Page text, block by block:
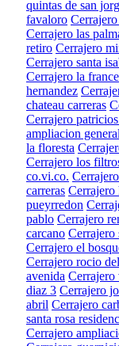
quintas de san
favaloro
Cerrajero las
retiro Cerrajero
Cerrajero santa
Cerrajero la france
hernandez
chateau carreras
Cerrajero
ampliacion
la floresta
Cerrajero los
co.vi.co.
carreras Cerrajero
pueyrredon
pablo Cerrajero
carcano Cerrajero
Cerrajero el
Cerrajero rocio
avenida Cerrajero
diaz 3 Cerrajero
abril Cerrajero
santa rosa
Cerrajero